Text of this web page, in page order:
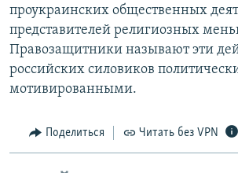
проукраинских общественных
представителей религиозных
Правозащитники называют эти
российских силовиков
мотивированными.
Поделиться Читать без VPN